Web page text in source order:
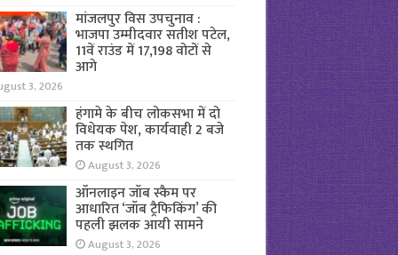
मांजलपुर विस उपचुनाव :
भाजपा उम्मीदवार सतीश पटेल,
11वें राउंड में 17,198 वोटों से
आगे
3, 2026
हंगामे के बीच लोकसभा में दो
विधेयक पेश, कार्यवाही 2 बजे
तक स्थगित
August 3, 2026
ऑनलाइन जॉब स्कैम पर
आधारित ‘जॉब ट्रैफिकिंग’ की
पहली झलक आयी सामने
August 3, 2026